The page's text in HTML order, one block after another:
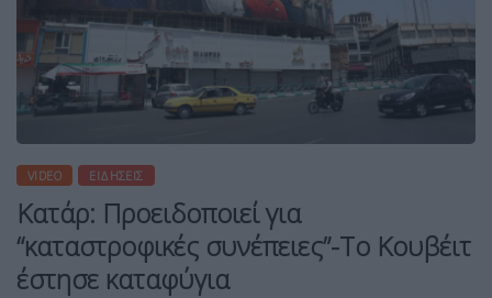
VIDEO ΕΙΔΉΣΕΙΣ
Κατάρ: Προειδοποιεί για
“καταστροφικές συνέπειες”-Το Κουβέιτ
έστησε καταφύγια